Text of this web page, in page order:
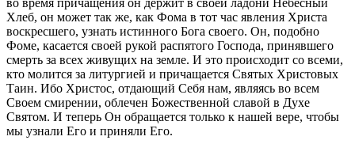
Хлеб, он может так же, как Фома в тот час явления Христа
воскресшего, узнать истинного Бога своего. Он, подобно
Фоме, касается своей рукой распятого Господа, принявшего
смерть за всех живущих на земле. И это происходит со всеми,
кто молится за литургией и причащается Святых Христовых
Таин. Ибо Христос, отдающий Себя нам, являясь во всем
Своем смирении, облечен Божественной славой в Духе
Святом. И теперь Он обращается только к нашей вере, чтобы
мы узнали Его и приняли Его.